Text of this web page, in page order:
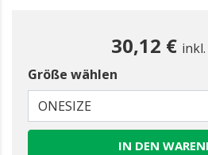
gewählt
30,12 €
Größe wählen
ONESIZE
IN DEN